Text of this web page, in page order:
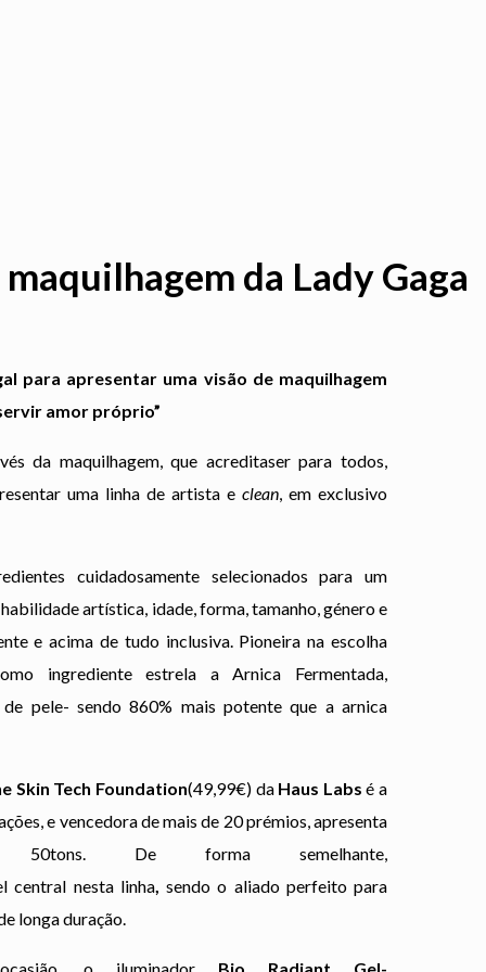
da Lady Gaga
para apresentar uma visão de maquilhagem
amor próprio”
da maquilhagem, que acreditaser para todos,
uma linha de artista eclean, em exclusivo
cuidadosamente selecionados para um
artística, idade, forma, tamanho, género e
e acima de tudo inclusiva. Pioneira na escolha
ingrediente estrela a Arnica Fermentada,
pele- sendo 860% mais potente que a arnica
Skin Tech Foundation(49,99€) da Haus Labs é a
e vencedora de mais de 20 prémios, apresenta
De forma semelhante,
central nesta linha, sendo o aliado perfeito para
longa duração.